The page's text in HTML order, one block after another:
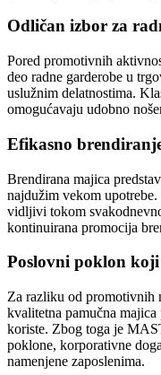
Odličan izbor za
Pored promotivnih
deo radne garderobe u
uslužnim delatnostima.
omogućavaju udobno
Efikasno
Brendirana majica
najdužim vekom
vidljivi tokom
kontinuirana promocija
Poslovni poklon
Za razliku od promotivnih
kvalitetna pamučna
koriste. Zbog toga je
poklone, korporativne
namenjene zaposlenima.